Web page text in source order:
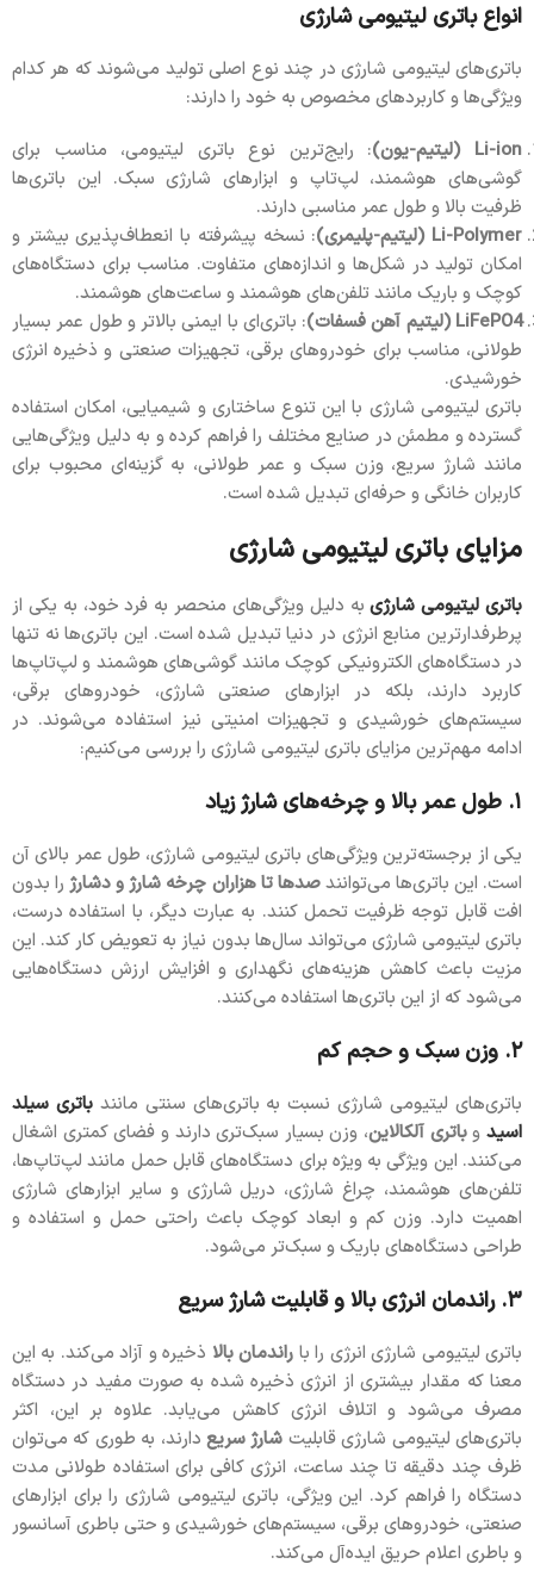
انواع باتری لیتیومی شارژی
باتری‌های لیتیومی شارژی در چند نوع اصلی تولید می‌شوند که هر کدام
ویژگی‌ها و کاربردهای مخصوص به خود را دارند:
Li-ion (لیتیم-یون)
: رایج‌ترین نوع باتری لیتیومی، مناسب برای
گوشی‌های هوشمند، لپ‌تاپ و ابزارهای شارژی سبک. این باتری‌ها
ظرفیت بالا و طول عمر مناسبی دارند.
Li-Polymer (لیتیم-پلیمری)
: نسخه پیشرفته با انعطاف‌پذیری بیشتر و
امکان تولید در شکل‌ها و اندازه‌های متفاوت. مناسب برای دستگاه‌های
کوچک و باریک مانند تلفن‌های هوشمند و ساعت‌های هوشمند.
LiFePO4 (لیتیم آهن فسفات)
: باتری‌ای با ایمنی بالاتر و طول عمر بسیار
طولانی، مناسب برای خودروهای برقی، تجهیزات صنعتی و ذخیره انرژی
خورشیدی.
باتری لیتیومی شارژی با این تنوع ساختاری و شیمیایی، امکان استفاده
گسترده و مطمئن در صنایع مختلف را فراهم کرده و به دلیل ویژگی‌هایی
مانند شارژ سریع، وزن سبک و عمر طولانی، به گزینه‌ای محبوب برای
کاربران خانگی و حرفه‌ای تبدیل شده است.
مزایای باتری لیتیومی شارژی
باتری لیتیومی شارژیبه دلیل ویژگی‌های منحصر به فرد خود، به یکی از
پرطرفدارترین منابع انرژی در دنیا تبدیل شده است. این باتری‌ها نه تنها
در دستگاه‌های الکترونیکی کوچک مانند گوشی‌های هوشمند و لپ‌تاپ‌ها
کاربرد دارند، بلکه در ابزارهای صنعتی شارژی، خودروهای برقی،
سیستم‌های خورشیدی و تجهیزات امنیتی نیز استفاده می‌شوند. در
ادامه مهم‌ترین مزایای باتری لیتیومی شارژی را بررسی می‌کنیم:
۱. طول عمر بالا و چرخه‌های شارژ زیاد
یکی از برجسته‌ترین ویژگی‌های باتری لیتیومی شارژی، طول عمر بالای آن
است. این باتری‌ها می‌توانندصدها تا هزاران چرخه شارژ و دشارژرا بدون
افت قابل توجه ظرفیت تحمل کنند. به عبارت دیگر، با استفاده درست،
باتری لیتیومی شارژی می‌تواند سال‌ها بدون نیاز به تعویض کار کند. این
مزیت باعث کاهش هزینه‌های نگهداری و افزایش ارزش دستگاه‌هایی
می‌شود که از این باتری‌ها استفاده می‌کنند.
۲. وزن سبک و حجم کم
باتری‌های لیتیومی شارژی نسبت به باتری‌های سنتی مانند باتری سیلد
اسیدوباتری آلکالاین، وزن بسیار سبک‌تری دارند و فضای کمتری اشغال
می‌کنند. این ویژگی به ویژه برای دستگاه‌های قابل حمل مانند لپ‌تاپ‌ها،
تلفن‌های هوشمند، چراغ شارژی، دریل شارژی و سایر ابزارهای شارژی
اهمیت دارد. وزن کم و ابعاد کوچک باعث راحتی حمل و استفاده و
طراحی دستگاه‌های باریک و سبک‌تر می‌شود.
۳. راندمان انرژی بالا و قابلیت شارژ سریع
باتری لیتیومی شارژی انرژی را با راندمان بالا ذخیره و آزاد می‌کند. به این
معنا که مقدار بیشتری از انرژی ذخیره شده به صورت مفید در دستگاه
مصرف می‌شود و اتلاف انرژی کاهش می‌یابد. علاوه بر این، اکثر
باتری‌های لیتیومی شارژی قابلیت شارژ سریع دارند، به طوری که می‌توان
ظرف چند دقیقه تا چند ساعت، انرژی کافی برای استفاده طولانی مدت
دستگاه را فراهم کرد. این ویژگی، باتری لیتیومی شارژی را برای ابزارهای
صنعتی، خودروهای برقی، سیستم‌های خورشیدی و حتی باطری آسانسور
و باطری اعلام حریق ایده‌آل می‌کند.